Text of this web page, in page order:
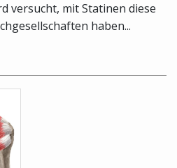
versucht, mit Statinen diese
haben...